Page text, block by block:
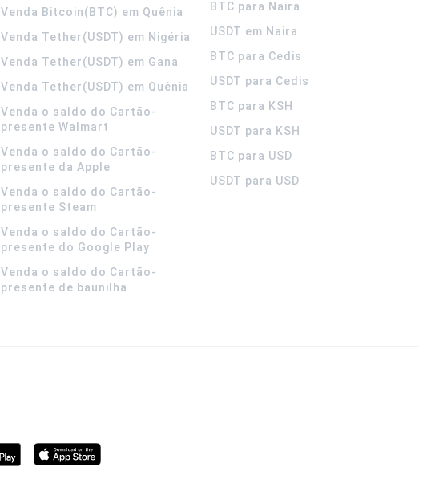
Venda Bitcoin(BTC) em Quênia
Venda Tether(USDT) em Nigéria
Venda Tether(USDT) em Gana
Venda Tether(USDT) em Quênia
Venda o saldo do Cartão-
presente Walmart
Venda o saldo do Cartão-
presente da Apple
Venda o saldo do Cartão-
presente Steam
Venda o saldo do Cartão-
presente do Google Play
Venda o saldo do Cartão-
presente de baunilha
BTC para Naira
USDT em Naira
BTC para Cedis
USDT para Cedis
BTC para KSH
USDT para KSH
BTC para USD
USDT para USD